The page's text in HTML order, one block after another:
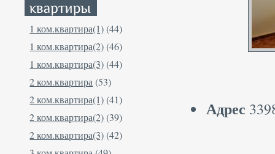
1 ком.квартира(1)(44)
1 ком.квартира(2)(46)
1 ком.квартира(3)(44)
2 ком.квартира (53)
2 ком.квартира(1)(41)
2 ком.квартира(2)(39)
2 ком.квартира(3)(42)
Адрес